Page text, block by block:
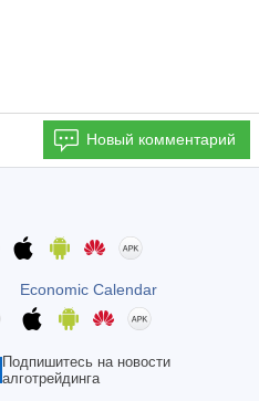
Новый комментарий
Economic Calendar
Подпишитесь на новости
алготрейдинга